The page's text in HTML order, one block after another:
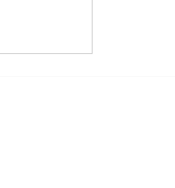
dévoilée pour Makkah